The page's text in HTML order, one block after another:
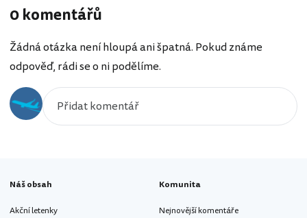
0 komentářů
Žádná otázka není hloupá ani špatná. Pokud známe
odpověď, rádi se o ni podělíme.
Náš obsah
Akční letenky
Komunita
Nejnovější komentáře